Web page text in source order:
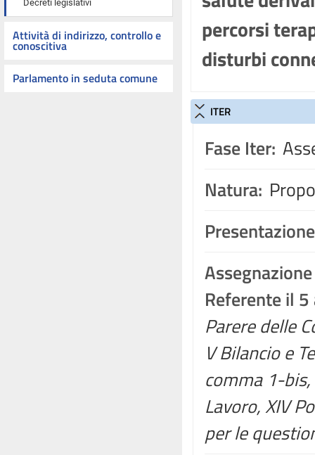
Decreti legislativi
Attività di indirizzo, controllo e
conoscitiva
Parlamento in seduta comune
percorsi
disturbi
ITER
Fase Iter:
Natura:
Assegnazione
Referente il
Parere delle
V Bilancio e
comma 1-
Lavoro, XIV
per le